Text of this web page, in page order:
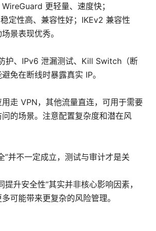
更轻量、速度快；
定性高、兼容性好；IKEv2 兼容性
景表现优秀。
护、IPv6 泄漏测试、Kill Switch（断
免在断线时暴露真实 IP。
用走 VPN，其他流量直连，可用于需要
的场景。注意配置复杂度和潜在风
”并不一定成立，测试与审计才是关
提升安全性”其实并非核心影响因素，
可能带来更复杂的风险管理。